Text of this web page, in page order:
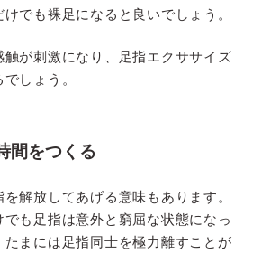
でも裸足になると良いでしょう。
が刺激になり、足指エクササイズ
しょう。
間をつくる
解放してあげる意味もあります。
も足指は意外と窮屈な状態になっ
まには足指同士を極力離すことが